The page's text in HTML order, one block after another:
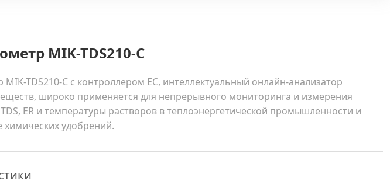
MIK-TDS210-C
MIK-TDS210-C с контроллером EC, интеллектуальный онлайн-анализатор
широко применяется для непрерывного мониторинга и измерения
ER и температуры растворов в теплоэнергетической промышленности и
химических удобрений.